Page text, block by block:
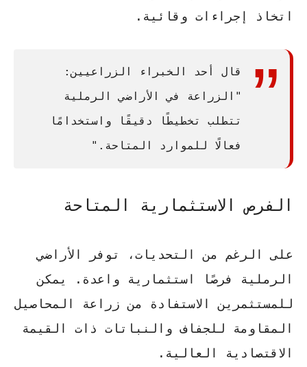
اتخاذ إجراءات وقائية.
قال أحد الخبراء الزراعيين:
"الزراعة في الأراضي الرملية
تتطلب تخطيطًا دقيقًا واستخدامًا
فعالًا للموارد المتاحة."
الفرص الاستثمارية المتاحة
على الرغم من التحديات، توفر الأراضي
الرملية فرصًا استثمارية واعدة. يمكن
للمستثمرين الاستفادة من زراعة
المحاصيل
المقاومة للجفافو النباتات ذات القيمة
الاقتصادية العالية .